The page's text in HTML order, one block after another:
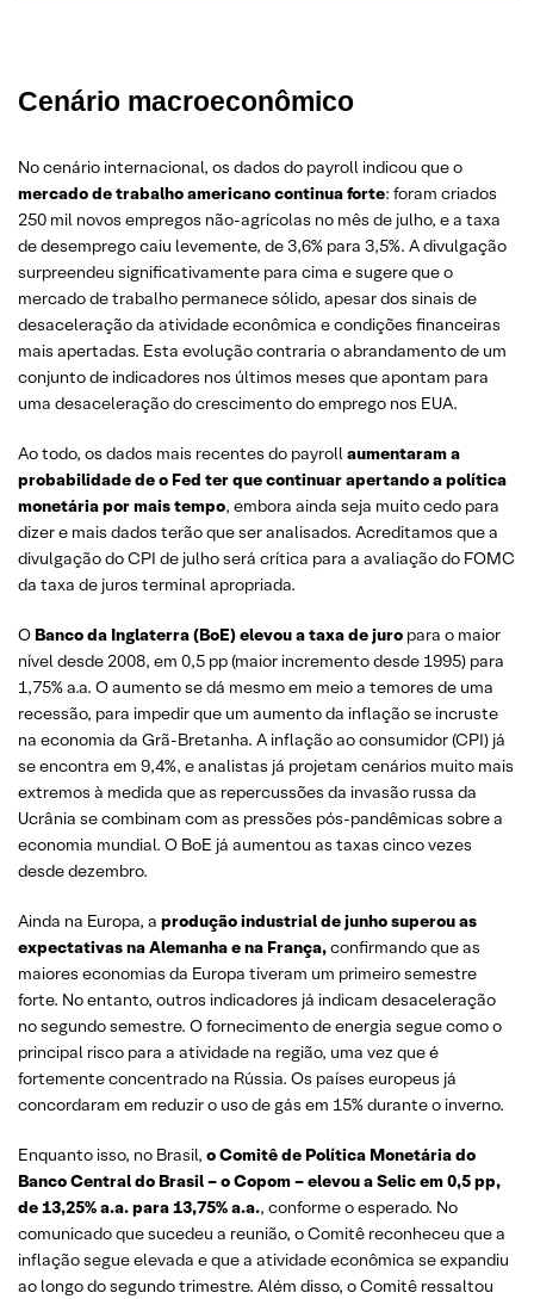
Cenário macroeconômico
No cenário internacional, os dados do payroll indicou que o
mercado de trabalho americano continua forte: foram criados
250 mil novos empregos não-agrícolas no mês de julho, e a taxa
de desemprego caiu levemente, de 3,6% para 3,5%. A divulgação
surpreendeu significativamente para cima e sugere que o
mercado de trabalho permanece sólido, apesar dos sinais de
desaceleração da atividade econômica e condições financeiras
mais apertadas. Esta evolução contraria o abrandamento de um
conjunto de indicadores nos últimos meses que apontam para
uma desaceleração do crescimento do emprego nos EUA.
Ao todo, os dados mais recentes do payrollaumentaram a
probabilidade de o Fed ter que continuar apertando a política
monetária por mais tempo, embora ainda seja muito cedo para
dizer e mais dados terão que ser analisados. Acreditamos que a
divulgação do CPI de julho será crítica para a avaliação do FOMC
da taxa de juros terminal apropriada.
O Banco da Inglaterra (BoE) elevou a taxa de juro para o maior
nível desde 2008, em 0,5 pp (maior incremento desde 1995) para
1,75% a.a. O aumento se dá mesmo em meio a temores de uma
recessão, para impedir que um aumento da inflação se incruste
na economia da Grã-Bretanha. A inflação ao consumidor (CPI) já
se encontra em 9,4%, e analistas já projetam cenários muito mais
extremos à medida que as repercussões da invasão russa da
Ucrânia se combinam com as pressões pós-pandêmicas sobre a
economia mundial. O BoE já aumentou as taxas cinco vezes
desde dezembro.
Ainda na Europa, a produção industrial de junho superou as
expectativas na Alemanha e na França,confirmando que as
maiores economias da Europa tiveram um primeiro semestre
forte. No entanto, outros indicadores já indicam desaceleração
no segundo semestre. O fornecimento de energia segue como o
principal risco para a atividade na região, uma vez que é
fortemente concentrado na Rússia. Os países europeus já
concordaram em reduzir o uso de gás em 15% durante o inverno.
Enquanto isso, no Brasil, o Comitê de Política Monetária do
Banco Central do Brasil – o Copom – elevou a Selic em 0,5 pp,
de 13,25% a.a. para 13,75% a.a., conforme o esperado. No
comunicado que sucedeu a reunião, o Comitê reconheceu que a
inflação segue elevada e que a atividade econômica se expandiu
ao longo do segundo trimestre. Além disso, o Comitê ressaltou